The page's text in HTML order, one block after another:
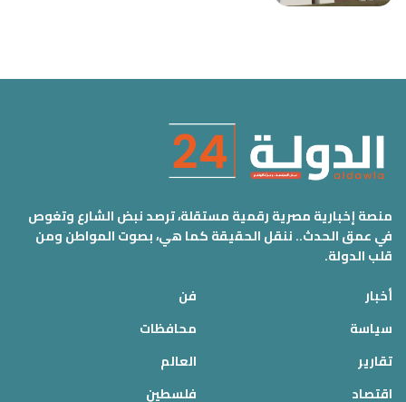
منصة إخبارية مصرية رقمية مستقلة، ترصد نبض الشارع وتغوص
في عمق الحدث.. ننقل الحقيقة كما هي، بصوت المواطن ومن
قلب الدولة.
أخبار
سياسة
تقارير
اقتصاد
فن
محافظات
العالم
فلسطين